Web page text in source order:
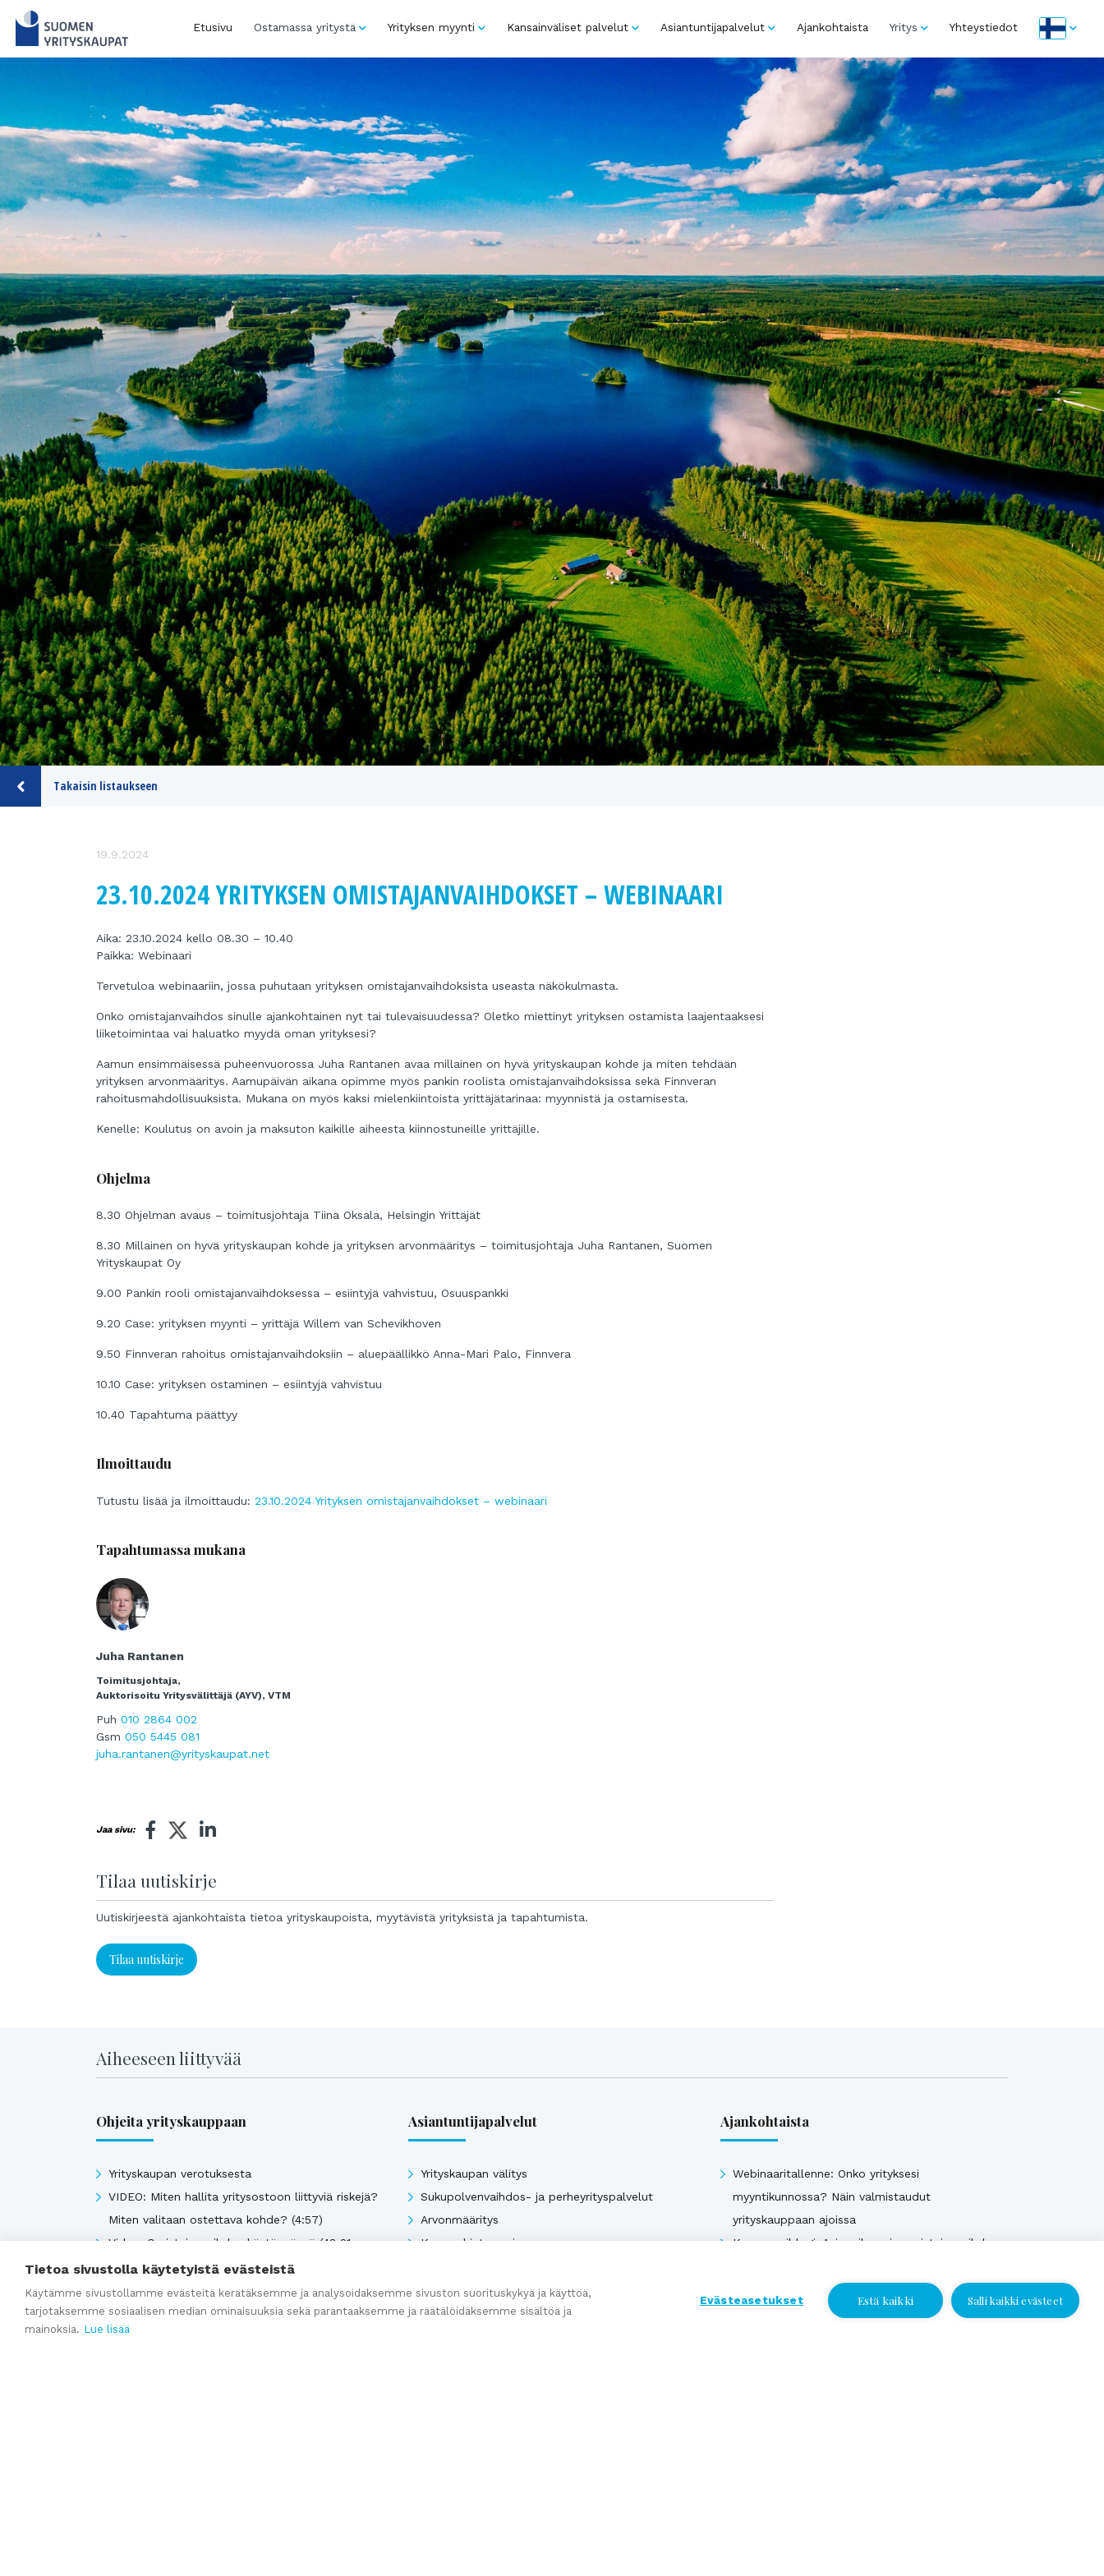
Etusivu Ostamassa yritystä Yrityksen myynti Kansainväliset palvelut Asiantuntijapalvelut Ajankohtaista Yritys Yhteystiedot
Takaisin listaukseen
19.9.2024
23.10.2024 YRITYKSEN OMISTAJANVAIHDOKSET – WEBINAARI
Aika: 23.10.2024 kello 08.30 – 10.40
Paikka: Webinaari
Tervetuloa webinaariin, jossa puhutaan yrityksen omistajanvaihdoksista useasta näkökulmasta.
Onko omistajanvaihdos sinulle ajankohtainen nyt tai tulevaisuudessa? Oletko miettinyt yrityksen ostamista laajentaaksesi
liiketoimintaa vai haluatko myydä oman yrityksesi?
Aamun ensimmäisessä puheenvuorossa Juha Rantanen avaa millainen on hyvä yrityskaupan kohde ja miten tehdään
yrityksen arvonmääritys. Aamupäivän aikana opimme myös pankin roolista omistajanvaihdoksissa sekä Finnveran
rahoitusmahdollisuuksista. Mukana on myös kaksi mielenkiintoista yrittäjätarinaa: myynnistä ja ostamisesta.
Kenelle: Koulutus on avoin ja maksuton kaikille aiheesta kiinnostuneille yrittäjille.
Ohjelma
8.30 Ohjelman avaus – toimitusjohtaja Tiina Oksala, Helsingin Yrittäjät
8.30 Millainen on hyvä yrityskaupan kohde ja yrityksen arvonmääritys – toimitusjohtaja Juha Rantanen, Suomen
Yrityskaupat Oy
9.00 Pankin rooli omistajanvaihdoksessa – esiintyjä vahvistuu, Osuuspankki
9.20 Case: yrityksen myynti – yrittäjä Willem van Schevikhoven
9.50 Finnveran rahoitus omistajanvaihdoksiin – aluepäällikkö Anna-Mari Palo, Finnvera
10.10 Case: yrityksen ostaminen – esiintyjä vahvistuu
10.40 Tapahtuma päättyy
Ilmoittaudu
Tutustu lisää ja ilmoittaudu: 23.10.2024 Yrityksen omistajanvaihdokset – webinaari
Tapahtumassa mukana
Juha Rantanen
Toimitusjohtaja,
Auktorisoitu Yritysvälittäjä (AYV), VTM
Puh 010 2864 002
Gsm 050 5445 081
juha.rantanen@yrityskaupat.net
Jaa sivu:
Tilaa uutiskirje
Uutiskirjeestä ajankohtaista tietoa yrityskaupoista, myytävistä yrityksistä ja tapahtumista.
Tilaa uutiskirje
Aiheeseen liittyvää
Ohjeita yrityskauppaan
Yrityskaupan verotuksesta
VIDEO: Miten hallita yritysostoon liittyviä riskejä?
Miten valitaan ostettava kohde? (4:57)
Video: Omistajanvaihdos käytännössä (48:21
minuuttia)
Yrityksen arvonmääritys
Yrityksen kauppahinta-arvio
Asiantuntijapalvelut
Yrityskaupan välitys
Sukupolvenvaihdos- ja perheyrityspalvelut
Arvonmääritys
Kauppahinta-arvio
Ajankohtaista
Webinaaritallenne: Onko yrityksesi
myyntikunnossa? Näin valmistaudut
yrityskauppaan ajoissa
Kumppaniblogi: Avio-oikeus ja omistajanvaihdos
Yrityskauppablogi: Yritysvälittäjän työ kulissien
Tietoa sivustolla käytetyistä evästeistä
Käytämme sivustollamme evästeitä kerätäksemme ja analysoidaksemme sivuston suorituskykyä ja käyttöä,
tarjotaksemme sosiaalisen median ominaisuuksia sekä parantaaksemme ja räätälöidäksemme sisältöä ja
mainoksia. Lue lisää
Evästeasetukset Estä kaikki Salli kaikki evästeet